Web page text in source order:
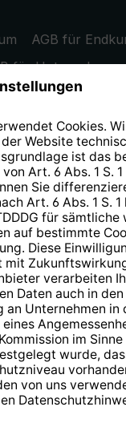
AGB für
für Unternehmen
Widerrufsrecht
Barrierefreiheit
gesetzl.